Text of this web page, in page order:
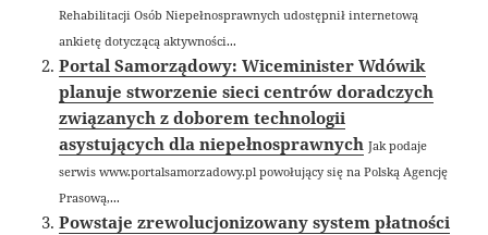
Rehabilitacji Osób Niepełnosprawnych udostępnił internetową
ankietę dotyczącą aktywności...
Portal Samorządowy: Wiceminister Wdówik
planuje stworzenie sieci centrów doradczych
związanych z doborem technologii
asystujących dla niepełnosprawnych Jak podaje
serwis www.portalsamorzadowy.pl powołujący się na Polską Agencję
Prasową,...
Powstaje zrewolucjonizowany system płatności